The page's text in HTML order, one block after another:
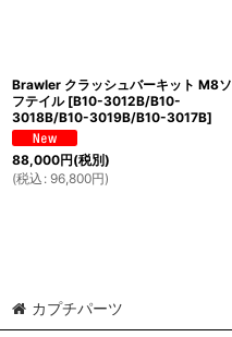
Brawler クラッシュバーキット M8ソ
フテイル [B10-3012B/B10-
3018B/B10-3019B/B10-3017B]
88,000円(税別)
(税込 : 96,800円)
カプチパーツ